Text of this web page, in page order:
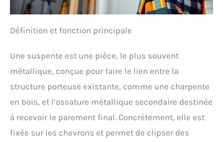
Définition et fonction principale
Une suspente est une pièce, le plus souvent
métallique, conçue pour faire le lien entre la
structure porteuse existante, comme une charpente
en bois, et l’ossature métallique secondaire destinée
à recevoir le parement final. Concrètement, elle est
fixée sur les chevrons et permet de clipser des